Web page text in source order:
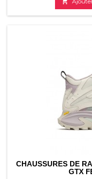
CHAUSSURES DE
GTX